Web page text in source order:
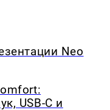
Neo
USB-C и